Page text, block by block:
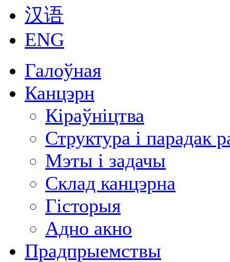
汉语
ENG
Галоўная
Канцэрн
Кіраўніцтва
Структура і парадак
Мэты і задачы
Склад канцэрна
Гісторыя
Адно акно
Прадпрыемствы